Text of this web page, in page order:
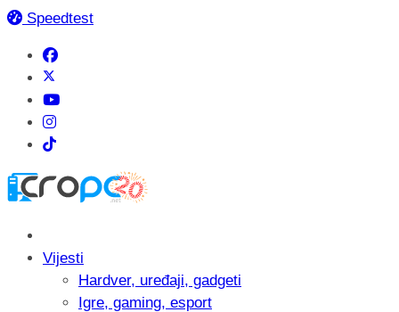
Speedtest
Vijesti
Hardver, uređaji, gadgeti
Igre, gaming, esport